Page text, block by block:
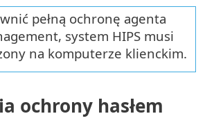
pełną ochronę agenta
system HIPS musi
na komputerze klienckim.
ochrony hasłem